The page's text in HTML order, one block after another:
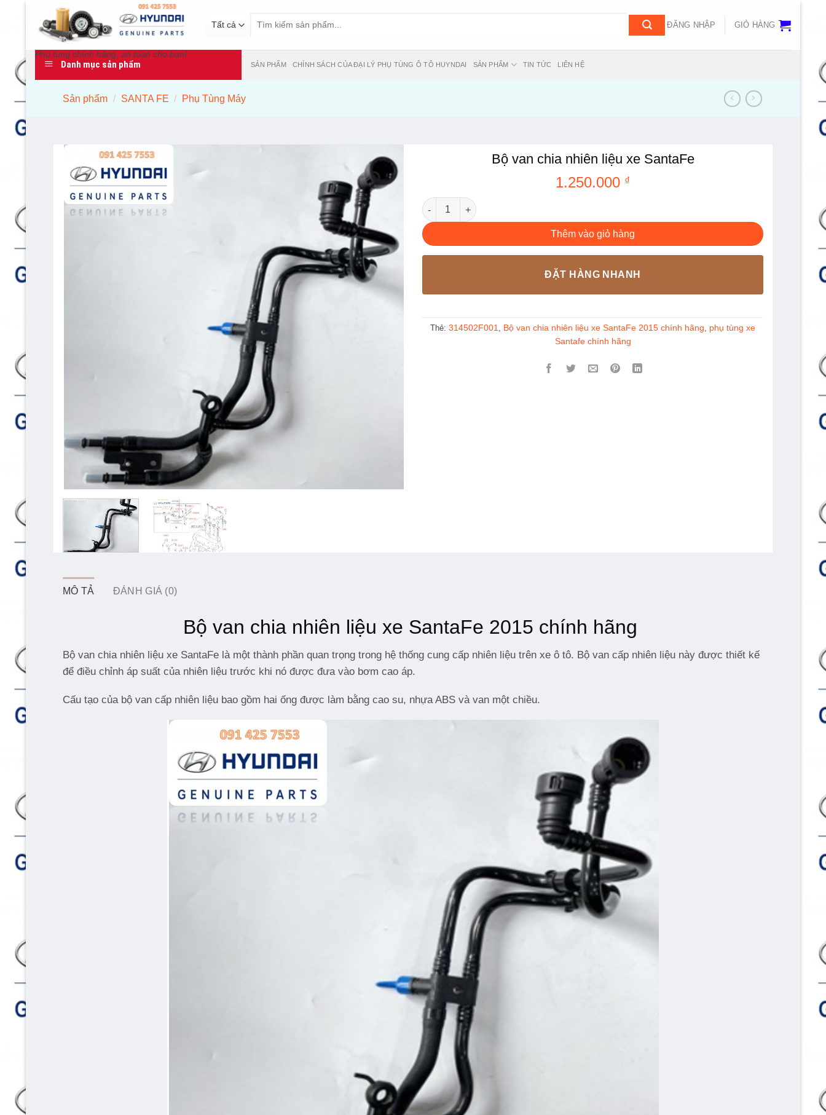
dung
Phụ tùng chính hãng, an toàn cho bạn!
kiếm:
ĐĂNG NHẬP GIỎ HÀNG
Danh mục sản phẩm SẢN PHẨM CHÍNH SÁCH CỦA ĐẠI LÝ PHỤ TÙNG Ô TÔ HUYNDAI SẢN PHẨM TIN TỨC LIÊN HỆ
Sản phẩm / SANTA FE / Phụ Tùng Máy
Bộ van chia nhiên liệu xe SantaFe
1.250.000 ₫
Bộ van chia nhiên liệu xe SantaFe số lượng
Thêm vào giỏ hàng
ĐẶT HÀNG NHANH
Thẻ: 314502F001 Bộ van chia nhiên liệu xe SantaFe 2015 chính hãng
phụ tùng xe
Santafe chính hãng
MÔ TẢ ĐÁNH GIÁ (0)
Bộ van chia nhiên liệu xe SantaFe 2015 chính hãng
Bộ van chia nhiên liệu xe SantaFe là một thành phần quan trọng trong hệ thống cung cấp nhiên liệu trên xe ô tô. Bộ van cấp nhiên liệu này được thiết kế
để điều chỉnh áp suất của nhiên liệu trước khi nó được đưa vào bơm cao áp.
Cấu tạo của bộ van cấp nhiên liệu bao gồm hai ống được làm bằng cao su, nhựa ABS và van một chiều.